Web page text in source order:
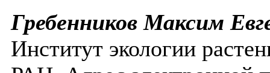
Гребенников Максим
Институт экологии